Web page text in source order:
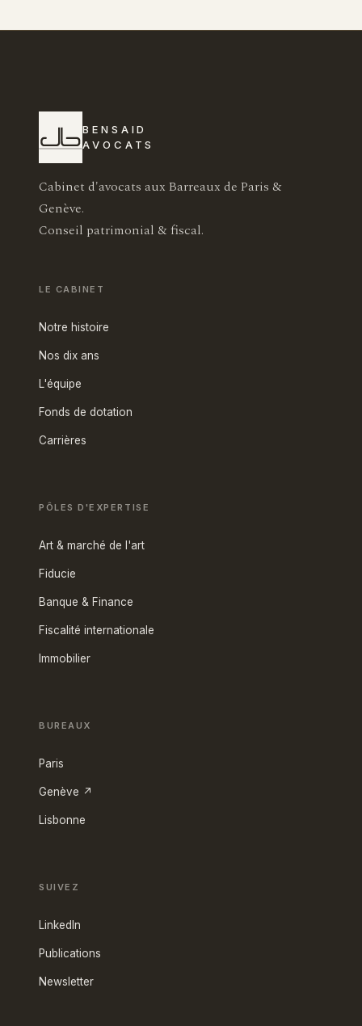
BENSAID
AVOCATS
Cabinet d'avocats aux Barreaux de Paris &
Genève.
Conseil patrimonial & fiscal.
LE CABINET
Notre histoire
Nos dix ans
L'équipe
Fonds de dotation
Carrières
PÔLES D'EXPERTISE
Art & marché de l'art
Fiducie
Banque & Finance
Fiscalité internationale
Immobilier
BUREAUX
Paris
Genève ↗
Lisbonne
SUIVEZ
LinkedIn
Publications
Newsletter